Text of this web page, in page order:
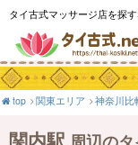
タイ古式マッサージ店を探す
top 関東エリア 神奈川比
関内駅